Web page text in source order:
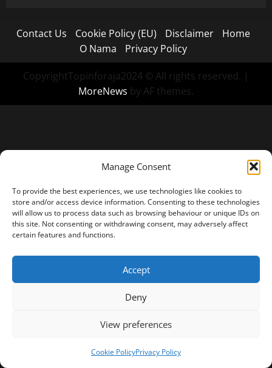
Manage Consent
To provide the best experiences, we use technologies like cookies to
store and/or access device information. Consenting to these technologies
will allow us to process data such as browsing behaviour or unique IDs on
this site. Not consenting or withdrawing consent, may adversely affect
certain features and functions.
Accept
Deny
View preferences
Cookie PolicyPrivacy Policy
Contact Us Cookie Policy (EU) Disclaimer
Home
O Nama
Privacy Policy
CopyrightTopinforaja2024 © All rights reserved. |
MoreNews by AF themes.